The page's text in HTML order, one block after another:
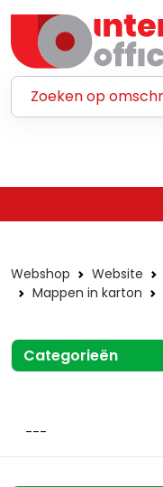
Webshop Website
Mappen in karton
Categorieën